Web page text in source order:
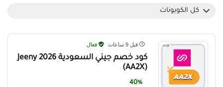
كل الكوبونات
قبل 9 ساعات فعال
كود خصم جيني السعودية Jeeny 2026
(AA2X)
40%